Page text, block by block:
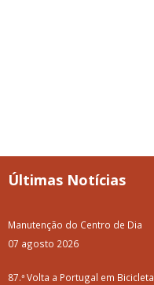
Últimas Notícias
Manutenção do Centro de Dia
07 agosto 2026
87.ª Volta a Portugal em Bicicleta